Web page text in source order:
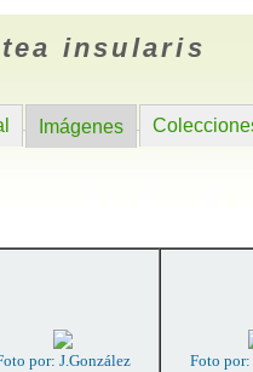
insularis
Imágenes
por: J.González
Foto por: